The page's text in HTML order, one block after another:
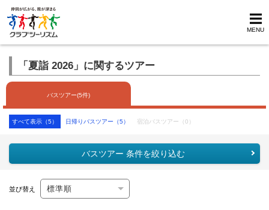
MENU
「夏詣 2026」に関するツアー
バスツアー(5件)
すべて表示（5） 日帰りバスツアー（5） 宿泊バスツアー（0）
バスツアー 条件を絞り込む
並び替え